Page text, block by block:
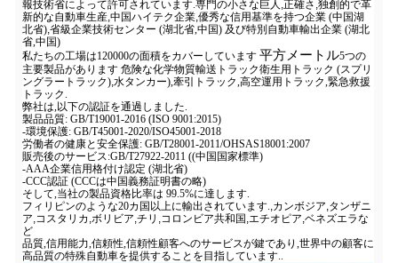
報技術省によって許可されています.専門の小さな巨人 ,正確さ ,独創的で革
新的な自動車生産,中国ハイテク企業,優秀な信用基準を持つ企業 (中国湖
北省),省級企業技術センター (湖北省,中国) 及び特別自動車輸出企業 (湖北
省,中国)
私たちの工場は120000の面積をカバーしています 平方メートル5つの
主要製品があります 危険な化学物質輸送トラック衛生用トラック (スプリ
ングラートラック),水タンカー),牽引トラック,高空運用トラック,緊急救援
トラック.
弊社は,以下の認証を通過しました.
製品品質: GB/T19001-2016 (ISO 9001:2015)
-環境保護: GB/T45001-2020/ISO45001-2018
労働者の健康と安全保護: GB/T28001-2011/OHSAS18001:2007
販売後のサービス:GB/T27922-2011 ((中国国家標準)
-AAA企業信用格付け認定 (湖北省)
-CCC認証 (CCCは中国義務証明書の略)
そして,当社の製品資格比率は 99.5%に達します.
フィリピンのような20カ国以上に輸出されています.,カンボジア,タンザニ
ア,コスタリカ ,ボリビア,チリ ,コロンビア共和国 ,エチオピア,ベネズエラな
ど
品質,信用能力,信頼性,信頼性顧客へのサービスが鍵であり,世界中の顧客に
高品質の特殊自動車を提供することを目指しています..